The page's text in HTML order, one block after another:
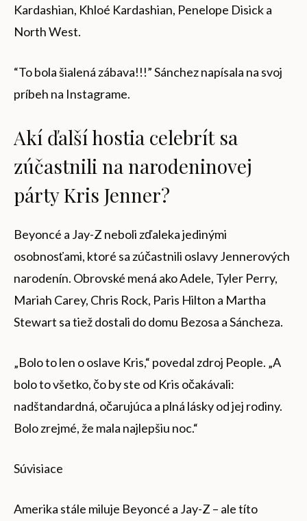
Kardashian, Khloé Kardashian, Penelope Disick a
North West.
“To bola šialená zábava!!!” Sánchez napísala na svoj
príbeh na Instagrame.
Akí ďalší hostia celebrít sa
zúčastnili na narodeninovej
párty Kris Jenner?
Beyoncé a Jay-Z neboli zďaleka jedinými
osobnosťami, ktoré sa zúčastnili oslavy Jennerových
narodenín. Obrovské mená ako Adele, Tyler Perry,
Mariah Carey, Chris Rock, Paris Hilton a Martha
Stewart sa tiež dostali do domu Bezosa a Sáncheza.
„Bolo to len o oslave Kris,“ povedal zdroj People. „A
bolo to všetko, čo by ste od Kris očakávali:
nadštandardná, očarujúca a plná lásky od jej rodiny.
Bolo zrejmé, že mala najlepšiu noc.“
Súvisiace
Amerika stále miluje Beyoncé a Jay-Z – ale títo